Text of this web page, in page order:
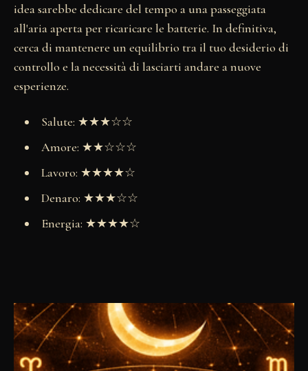
idea sarebbe dedicare del tempo a una passeggiata
all'aria aperta per ricaricare le batterie. In definitiva,
cerca di mantenere un equilibrio tra il tuo desiderio di
controllo e la necessità di lasciarti andare a nuove
esperienze.
Salute: ★★★☆☆
Amore: ★★☆☆☆
Lavoro: ★★★★☆
Denaro: ★★★☆☆
Energia: ★★★★☆